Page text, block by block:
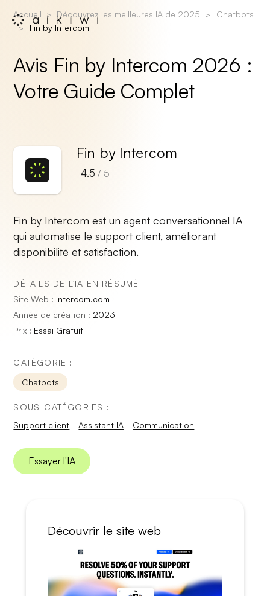
Accueil Découvrez les meilleures IA de 2025
Chatbots
Fin by Intercom
Avis Fin by Intercom 2026 :
Votre Guide Complet
Fin by Intercom
4.5 / 5
Fin by Intercom est un agent conversationnel IA
qui automatise le support client, améliorant
disponibilité et satisfaction.
DÉTAILS DE L'IA EN RÉSUMÉ
Site Web : intercom.com
Année de création : 2023
Prix : Essai Gratuit
CATÉGORIE :
Chatbots
SOUS-CATÉGORIES :
Support client
Assistant IA Communication
Essayer l'IA
Découvrir le site web